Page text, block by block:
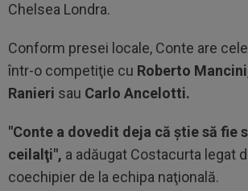
Chelsea Londra.
Conform presei locale, Conte are
într-o competiţie cu Roberto
Ranieri sau Carlo Ancelotti.
"Conte a dovedit deja că ştie să fie
ceilalţi", a adăugat Costacurta legat
coechipier de la echipa naţională.